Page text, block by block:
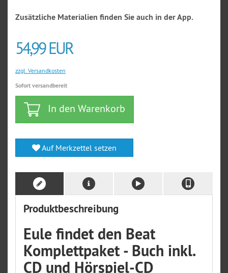
Zusätzliche Materialien finden Sie auch in der App.
54,99 EUR
zzgl. Versandkosten
Sofort versandbereit
In den Warenkorb
Auf Merkzettel setzen
Produktbeschreibung
Eule findet den Beat
Komplettpaket - Buch inkl.
CD und Hörspiel-CD